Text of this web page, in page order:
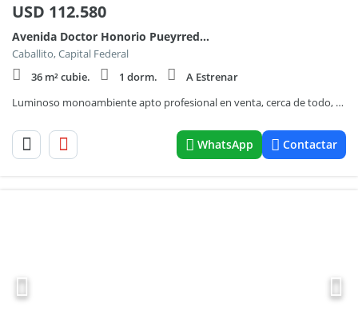
USD 112.580
Avenida Doctor Honorio Pueyrredón 1100
Caballito, Capital Federal
36 m² cubie.
1 dorm.
A Estrenar
Luminoso monoambiente apto profesional en venta, cerca de todo, en Caballito.
WhatsApp Contactar